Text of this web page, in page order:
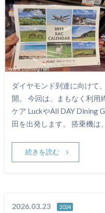
ダイヤモンド到達に向けて
開。 今回は、まもなく利用
ケア LuckやAll DAY Dining
田を出発します。 搭乗機は
続きを読む
2026.03.23 2024